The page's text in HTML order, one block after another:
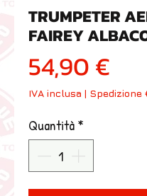
TRUMPETER
FAIREY
54,90 €
IVA inclusa | Spedizione
Quantità*